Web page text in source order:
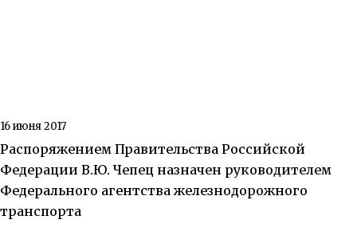
16 июня 2017
Распоряжением Правительства Российской
Федерации В.Ю. Чепец назначен руководителем
Федерального агентства железнодорожного
транспорта